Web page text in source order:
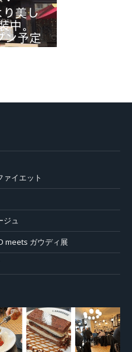
イエット
ジュ
meets ガウディ展